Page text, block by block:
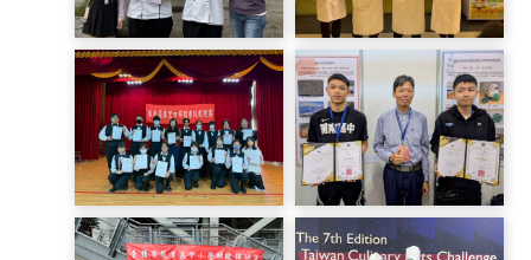
598028769_1366786098486635_1651022929541791027_n